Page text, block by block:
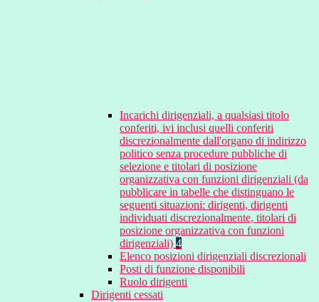
Incarichi dirigenziali, a qualsiasi titolo
conferiti, ivi inclusi quelli conferiti
discrezionalmente dall'organo di indirizzo
politico senza procedure pubbliche di
selezione e titolari di posizione
organizzativa con funzioni dirigenziali (da
pubblicare in tabelle che distinguano le
seguenti situazioni: dirigenti, dirigenti
individuati discrezionalmente, titolari di
posizione organizzativa con funzioni
dirigenziali) 4
Elenco posizioni dirigenziali discrezionali
Posti di funzione disponibili
Ruolo dirigenti
Dirigenti cessati